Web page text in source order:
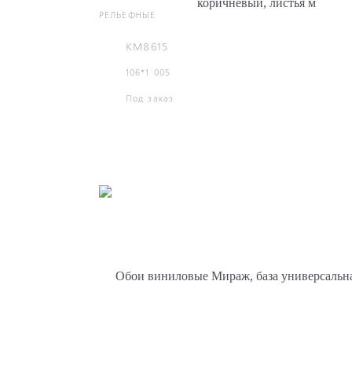
РЕЛЬЕФНЫЕ
KM8615
106*1 005
Под заказ